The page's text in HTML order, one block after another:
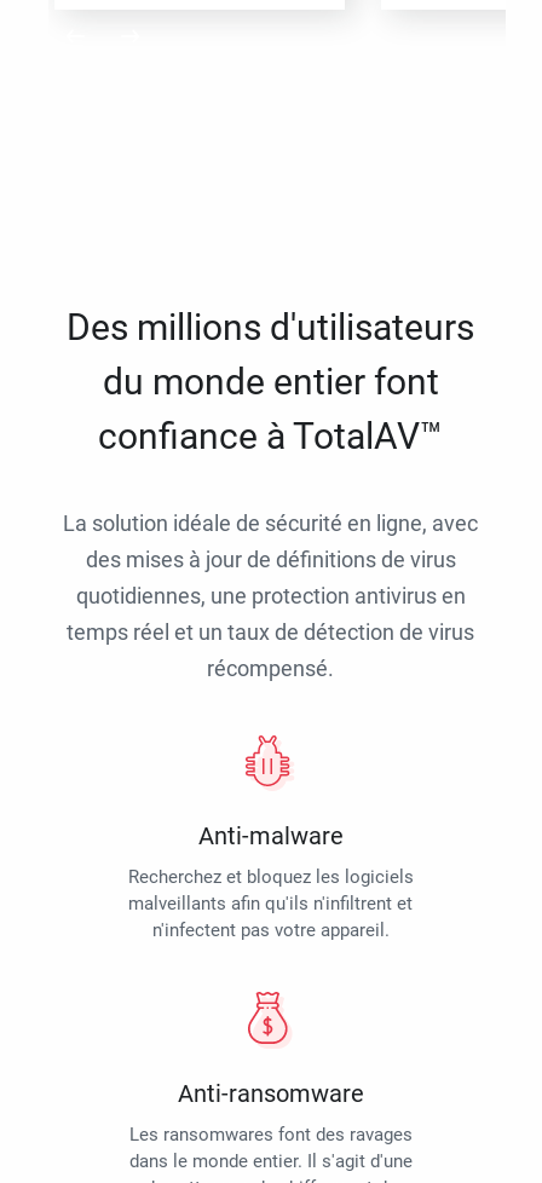
Des millions d'utilisateurs
du monde entier font
confiance à TotalAV™
La solution idéale de sécurité en ligne, avec
des mises à jour de définitions de virus
quotidiennes, une protection antivirus en
temps réel et un taux de détection de virus
récompensé.
Anti-malware
Recherchez et bloquez les logiciels
malveillants afin qu'ils n'infiltrent et
n'infectent pas votre appareil.
Anti-ransomware
Les ransomwares font des ravages
dans le monde entier. Il s'agit d'une